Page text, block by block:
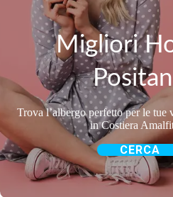
Migliori
Trova l’albergo perfetto per le tue
in Costiera
CERCA